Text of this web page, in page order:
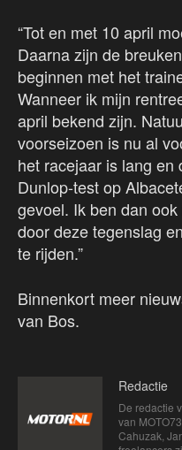
“Tot en met 10 april
Daarna zijn de
beginnen met het
Wanneer ik mijn
april bekend zijn.
voorseizoen is nu al
het racejaar is lang
Dunlop-test op
gevoel. Ik ben dan
door deze tegenslag
te rijden.”
Binnenkort meer
van Bos.
Redactie
De redactie
van
Cahuzak,